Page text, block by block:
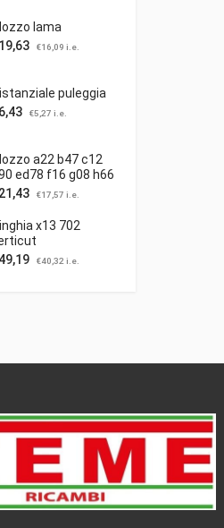
lama
19,63 €16,09 i.e.
puleggia
6,43 €5,27 i.e.
a22 b47 c12
ed78 f16 g08 h66
ibea
21,43 €17,57 i.e.
x13 702
49,19 €40,32 i.e.